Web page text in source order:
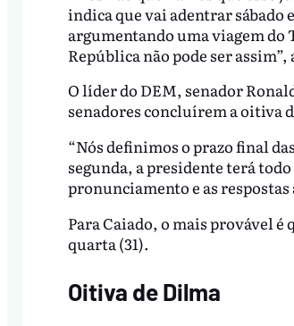
indica que vai adentrar sábado
argumentando uma viagem do
República não pode ser
O líder do DEM, senador
senadores concluírem a oitiva
“Nós definimos o prazo final
segunda, a presidente terá
pronunciamento e as
Para Caiado, o mais provável
quarta (31).
Oitiva de Dilma